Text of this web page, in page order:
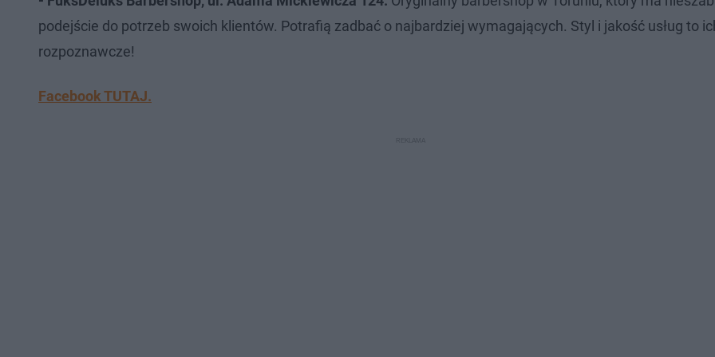
podejście do potrzeb swoich klientów. Potrafią zadbać o najbardziej wymagających. Styl i jakość usług to
rozpoznawcze!
Facebook TUTAJ.